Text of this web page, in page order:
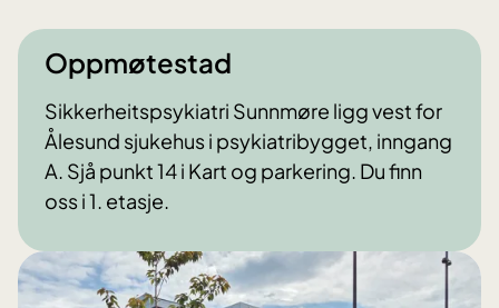
Oppmøtestad
Sikkerheitspsykiatri Sunnmøre ligg vest for
Ålesund sjukehus i psykiatribygget, inngang
A. Sjå punkt 14 i Kart og parkering. Du finn
oss i 1. etasje.